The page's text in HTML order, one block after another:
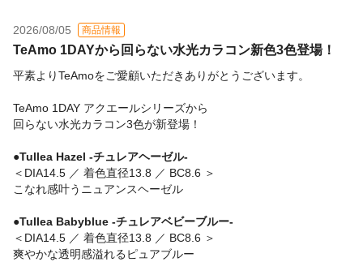
2026/08/05 商品情報
TeAmo 1DAYから回らない水光カラコン新色3色登場！
平素よりTeAmoをご愛顧いただきありがとうございます。
TeAmo 1DAY アクエールシリーズから
回らない水光カラコン3色が新登場！
●Tullea Hazel -チュレアヘーゼル-
＜DIA14.5 ／ 着色直径13.8 ／ BC8.6 ＞
こなれ感叶うニュアンスヘーゼル
●Tullea Babyblue -チュレアベビーブルー-
＜DIA14.5 ／ 着色直径13.8 ／ BC8.6 ＞
爽やかな透明感溢れるピュアブルー